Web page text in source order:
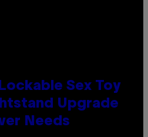
Sex Toy
Upgrade
Needs